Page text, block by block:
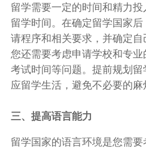
留学需要一定的时间和精力
留学时间。在确定留学国家
请程序和相关要求，并确定自
您还需要考虑申请学校和专
考试时间等问题。提前规划
应留学生活，避免不必要的麻
三、提高语言能力
留学国家的语言环境是您需